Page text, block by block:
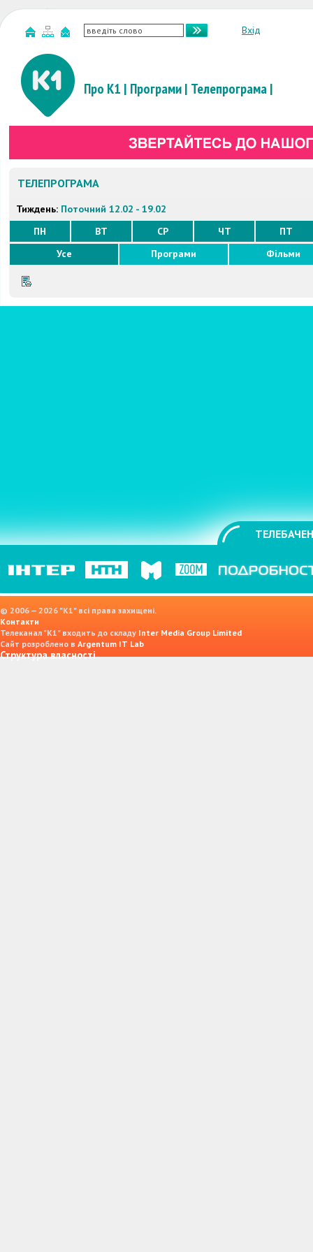
Вхід
Про К1 | Програми| Телепрограма|
ТЕЛЕПРОГРАМА
Тиждень: Поточний 12.02 - 19.02
ПН
ВТ СР ЧТ
ПТ
Усе
Програми Фільми
© 2006 — 2026 "K1" всі права захищені.
Контакти
Телеканал "К1" входить до складу Inter Media Group Limited
Сайт розроблено в Argentum IT Lab
Структура власності